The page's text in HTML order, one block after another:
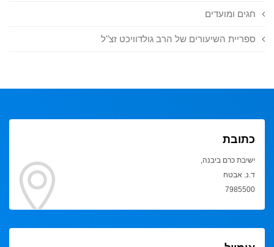
חגים ומועדים
ספריית השיעורים של הרב גולדוויכט זצ"ל
כתובת
ישיבת כרם ביבנה,
ד.נ. אבטח
7985500